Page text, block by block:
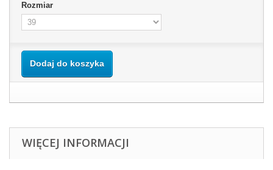
Rozmiar
Dodaj do koszyka
WIĘCEJ INFORMACJI